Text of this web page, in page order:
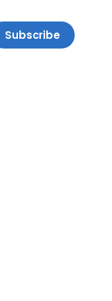
Subscribe